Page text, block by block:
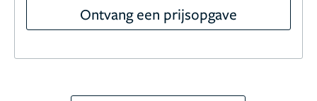
Ontvang een prijsopgave